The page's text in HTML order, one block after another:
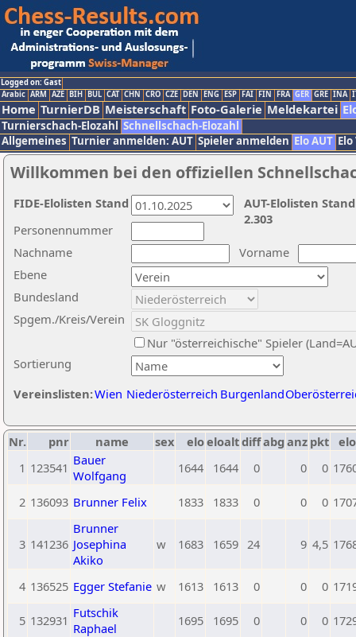
Logged on: Gast
Arabic ARM AZE BIH BUL CAT CHN CRO CZE DEN ENG ESP FAI FIN FRA GER GRE INA
Home TurnierDB Meisterschaft Foto-Galerie Meldekartei
Turnierschach-Elozahl Schnellschach-Elozahl
Allgemeines Turnier anmelden: AUT Spieler anmelden Elo AUT
Willkommen bei den offiziellen
Nachname
Vorname
Ebene
Sortierung
Personennummer
Bundesland
Spgem./Kreis/Verein
Nur "österreichische" Spieler
Vereinslisten:Wien Niederösterreich Burgenland
AUT-Elolisten
2.303
FIDE-Elolisten Stand
Nr. pnr name sex eloeloaltdiffabg anz pkt
1 123541 Bauer
Wolfgang
1644 1644 0 0 0
2 136093 Brunner Felix 1833 1833 0 0 0
3 141236
Brunner
Josephina
Akiko
w 1683 1659 24 9 4,5
4 136525 Egger Stefanie w 1613 1613 0 0 0
5 132931 Futschik
Raphael
1695 1695 0 0 0